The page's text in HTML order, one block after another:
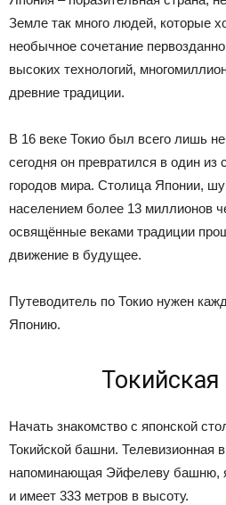
Земле так много людей, которые
необычное сочетание
высоких технологий,
древние традиции.
В 16 веке Токио был всего лишь
сегодня он превратился в один из
городов мира. Столица Японии,
населением более 13 миллионов
освящённые веками традиции
движение в будущее.
Путеводитель по Токио нужен
Японию.
Начать знакомство с японской
Токийской башни. Телевизионная
напоминающая Эйфелеву башню,
и имеет 333 метров в высоту.